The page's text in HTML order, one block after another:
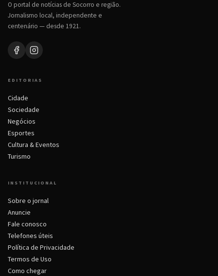
O portal de notícias de Socorro e região.
Jornalismo local, independente e
centenário — desde 1921.
EDITORIAS
Cidade
Sociedade
Negócios
Esportes
Cultura & Eventos
Turismo
INSTITUCIONAL
Sobre o jornal
Anuncie
Fale conosco
Telefones úteis
Política de Privacidade
Termos de Uso
Como chegar